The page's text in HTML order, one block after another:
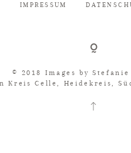
IMPRESSUM
© 2018 Images by
Celle, Heidekreis,